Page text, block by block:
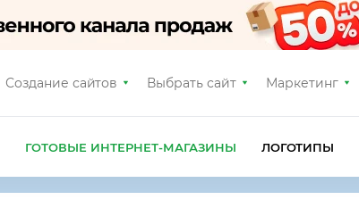
Создание сайтов Выбрать сайт Маркетинг
ГОТОВЫЕ ИНТЕРНЕТ-МАГАЗИНЫ ЛОГОТИПЫ